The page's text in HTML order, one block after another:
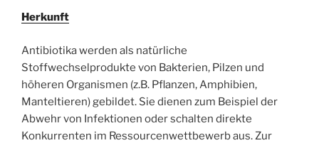
Herkunft
Antibiotika werden als natürliche
Stoffwechselprodukte von Bakterien, Pilzen und
höheren Organismen (z.B. Pflanzen, Amphibien,
Manteltieren) gebildet. Sie dienen zum Beispiel der
Abwehr von Infektionen oder schalten direkte
Konkurrenten im Ressourcenwettbewerb aus. Zur